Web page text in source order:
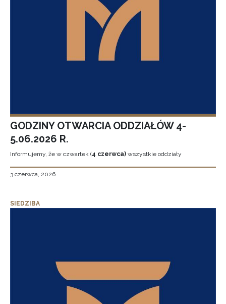
GODZINY OTWARCIA ODDZIAŁÓW 4-
5.06.2026 R.
Informujemy, że w czwartek (4 czerwca) wszystkie oddziały
3 czerwca, 2026
SIEDZIBA